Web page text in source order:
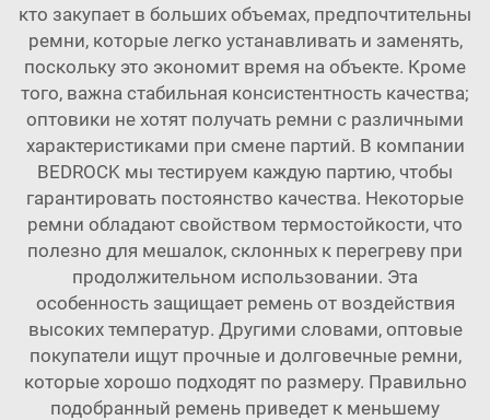
кто закупает в больших объемах, предпочтительны
ремни, которые легко устанавливать и заменять,
поскольку это экономит время на объекте. Кроме
того, важна стабильная консистентность качества;
оптовики не хотят получать ремни с различными
характеристиками при смене партий. В компании
BEDROCK мы тестируем каждую партию, чтобы
гарантировать постоянство качества. Некоторые
ремни обладают свойством термостойкости, что
полезно для мешалок, склонных к перегреву при
продолжительном использовании. Эта
особенность защищает ремень от воздействия
высоких температур. Другими словами, оптовые
покупатели ищут прочные и долговечные ремни,
которые хорошо подходят по размеру. Правильно
подобранный ремень приведет к меньшему